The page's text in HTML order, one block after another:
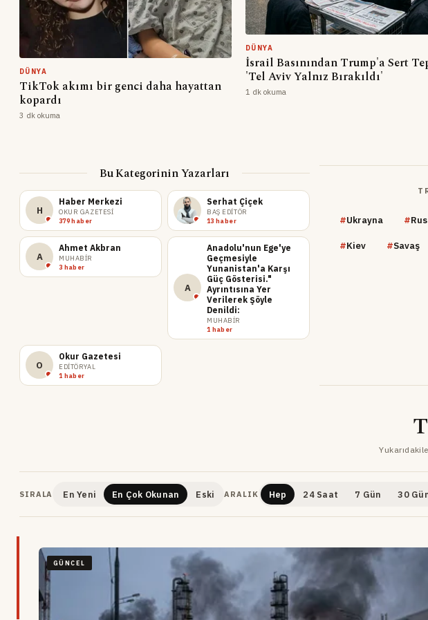
DÜNYA
TikTok akımı bir genci daha hayattan
kopardı
3 dk okuma
DÜNYA
İsrail Basınından Trump'a Sert
'Tel Aviv Yalnız Bırakıldı'
1 dk okuma
Bu Kategorinin Yazarları
H
Haber Merkezi
OKUR GAZETESI
379 haber
Serhat Çiçek
BAŞ EDITÖR
13 haber
A
Ahmet Akbran
MUHABIR
3 haber
A
Anadolu'nun Ege'ye
Geçmesiyle
Yunanistan'a Karşı
Güç Gösterisi."
Ayrıntısına Yer
Verilerek Şöyle
Denildi:
MUHABIR
1 haber
O
Okur Gazetesi
EDITÖRYAL
1 haber
#Ukrayna #Rus
#Kiev #Savaş
SIRALA En Yeni En Çok Okunan Eski ARALIK Hep 24 Saat 7 Gün 30
GÜNCEL